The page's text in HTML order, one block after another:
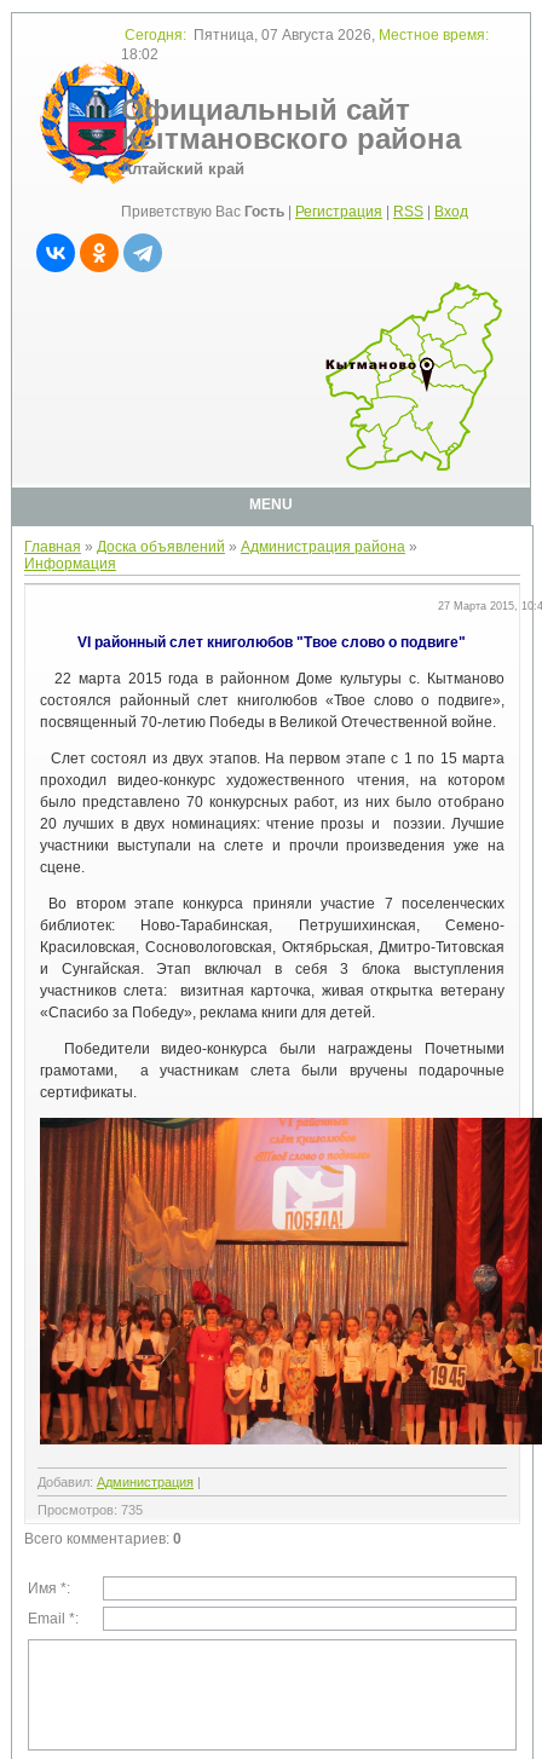
Сегодня:Пятница, 07 Августа 2026, Местное время:
18:02
Официальный сайт
Кытмановского района
Алтайский край
Приветствую Вас Гость| Регистрация RSS| Вход
MENU
Главная » Доска объявлений » Администрация района»
Информация
27 Марта 2015,
VI районный слет книголюбов "Твое слово о подвиге"
22 марта 2015 года в районном Доме культуры с. Кытманово
состоялся районный слет книголюбов «Твое слово о подвиге»,
посвященный 70-летию Победы в Великой Отечественной войне.
Слет состоял из двух этапов. На первом этапе с 1 по 15 марта
проходил видео-конкурс художественного чтения, на котором
было представлено 70 конкурсных работ, из них было отобрано
20 лучших в двух номинациях: чтение прозы и поэзии. Лучшие
участники выступали на слете и прочли произведения уже на
сцене.
Во втором этапе конкурса приняли участие 7 поселенческих
библиотек: Ново-Тарабинская, Петрушихинская, Семено-
Красиловская, Сосновологовская, Октябрьская, Дмитро-Титовская
и Сунгайская. Этап включал в себя 3 блока выступления
участников слета: визитная карточка, живая открытка ветерану
«Спасибо за Победу», реклама книги для детей.
Победители видео-конкурса были награждены Почетными
грамотами, а участникам слета были вручены подарочные
сертификаты.
Добавил: Администрация|
Просмотров: 735
Всего комментариев: 0
Имя *:
Email *: